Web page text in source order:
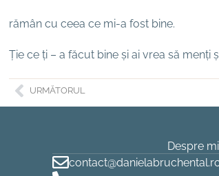
rămân cu ceea ce mi-a fost bine.
Ție ce ți – a făcut bine și ai vrea să menți
URMĂTORUL
Despre